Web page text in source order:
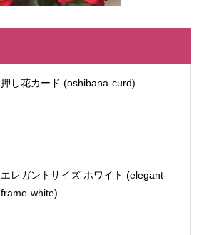
押し花カード (oshibana-curd)
エレガントサイズ ホワイト (elegant-
frame-white)